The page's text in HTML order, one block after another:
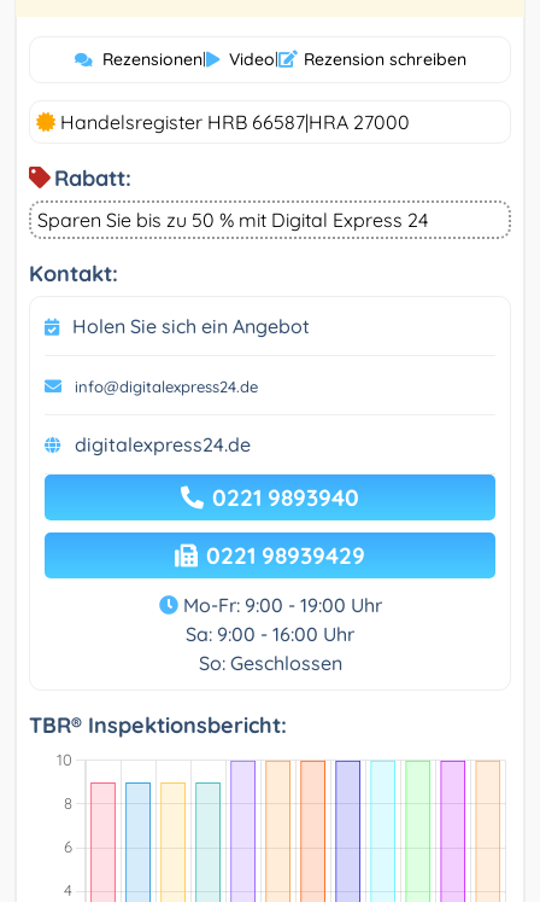
Rezensionen| Video| Rezension schreiben
Handelsregister HRB 66587|HRA 27000
Rabatt:
Sparen Sie bis zu 50 % mit Digital Express 24
Kontakt:
Holen Sie sich ein Angebot
info@digitalexpress24.de
digitalexpress24.de
0221 9893940
0221 98939429
Mo-Fr: 9:00 - 19:00 Uhr
Sa: 9:00 - 16:00 Uhr
So: Geschlossen
TBR® Inspektionsbericht: